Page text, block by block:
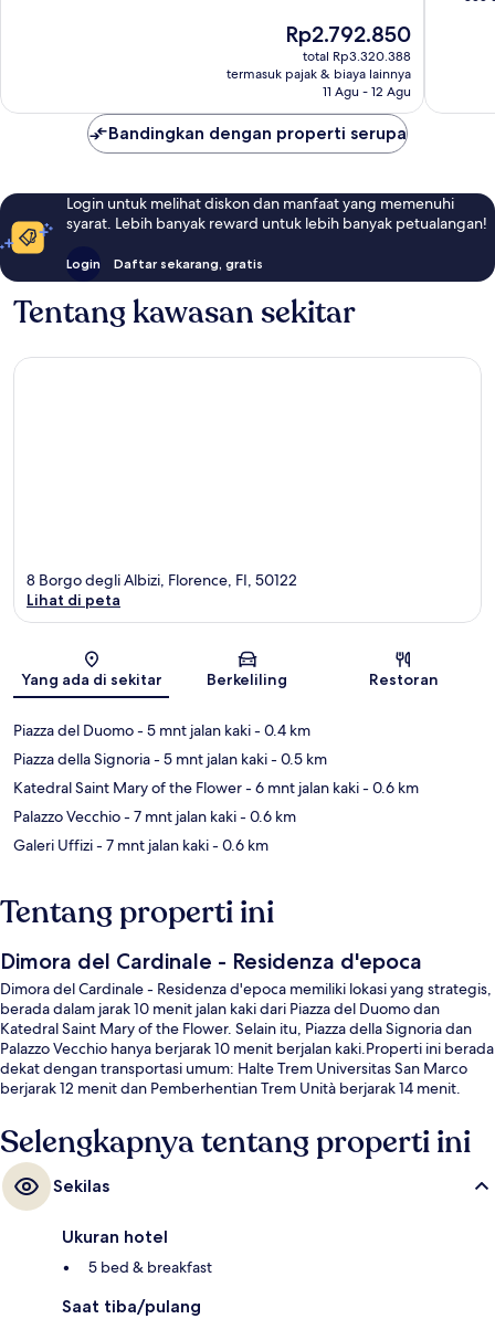
Harga
sekarang
Rp2.792.850
Rp2.792.850
total Rp3.320.388
termasuk pajak & biaya lainnya
11 Agu - 12 Agu
Bandingkan dengan properti serupa
Login untuk melihat diskon dan manfaat yang memenuhi
syarat. Lebih banyak reward untuk lebih banyak petualangan!
Login Daftar sekarang, gratis
Tentang kawasan sekitar
Peta
8 Borgo degli Albizi, Florence, FI, 50122
Lihat di peta
Yang ada di sekitar Berkeliling Restoran
Piazza del Duomo- 5 mnt jalan kaki- 0.4 km
Piazza della Signoria- 5 mnt jalan kaki- 0.5 km
Katedral Saint Mary of the Flower- 6 mnt jalan kaki- 0.6 km
Palazzo Vecchio- 7 mnt jalan kaki- 0.6 km
Galeri Uffizi- 7 mnt jalan kaki- 0.6 km
Tentang properti ini
Dimora del Cardinale - Residenza d'epoca
Dimora del Cardinale - Residenza d'epoca memiliki lokasi yang strategis,
berada dalam jarak 10 menit jalan kaki dari Piazza del Duomo dan
Katedral Saint Mary of the Flower. Selain itu, Piazza della Signoria dan
Palazzo Vecchio hanya berjarak 10 menit berjalan kaki.Properti ini berada
dekat dengan transportasi umum: Halte Trem Universitas San Marco
berjarak 12 menit dan Pemberhentian Trem Unità berjarak 14 menit.
Selengkapnya tentang properti ini
Sekilas
Ukuran hotel
5 bed & breakfast
Saat tiba/pulang